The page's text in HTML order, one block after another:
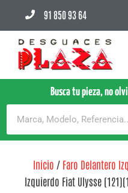
91 850 93 64
Busca tu pieza, no
Inicio / Faro Delantero
Izquierdo Fiat Ulysse